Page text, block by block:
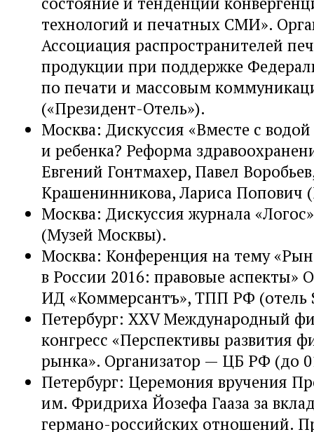
технологий и печатных СМИ».
Ассоциация распространителей
продукции при поддержке
по печати и массовым
(«Президент-Отель»).
Москва: Дискуссия «Вместе с
и ребенка? Реформа
Евгений Гонтмахер, Павел
Крашенинникова, Лариса Попович
Москва: Дискуссия журнала
(Музей Москвы).
Москва: Конференция на тему
в России 2016: правовые аспекты»
ИД «Коммерсантъ», ТПП РФ (отель
Петербург: XXV Международный
конгресс «Перспективы развития
рынка». Организатор — ЦБ РФ (до
Петербург: Церемония вручения
им. Фридриха Йозефа Гааза за
германо-российских отношений.